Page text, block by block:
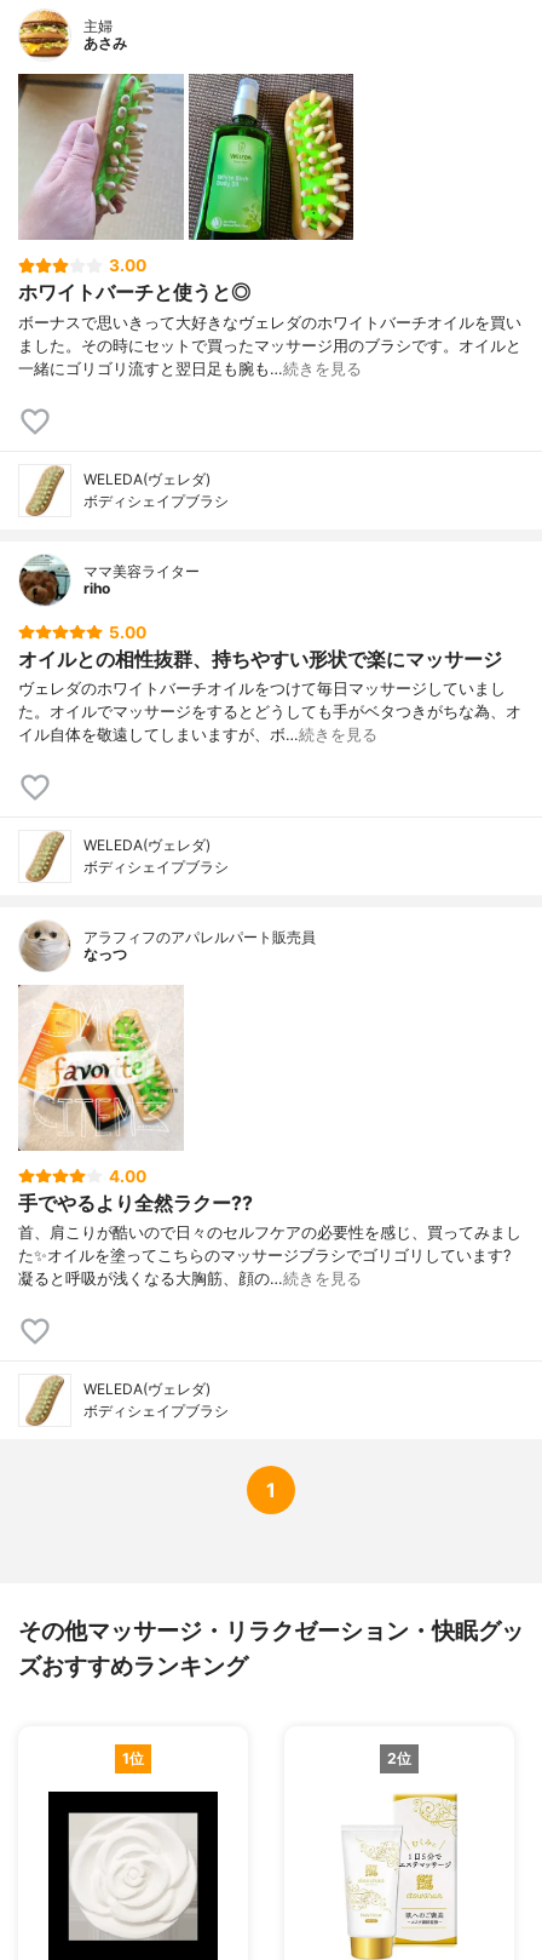
主婦
あさみ
3.00
ホワイトバーチと使うと◎
ボーナスで思いきって大好きなヴェレダのホワイトバーチオイルを買い
ました。その時にセットで買ったマッサージ用のブラシです。オイルと
一緒にゴリゴリ流すと翌日足も腕も…続きを見る
WELEDA(ヴェレダ)
ボディシェイプブラシ
ママ美容ライター
riho
5.00
オイルとの相性抜群、持ちやすい形状で楽にマッサージ
ヴェレダのホワイトバーチオイルをつけて毎日マッサージしていまし
た。オイルでマッサージをするとどうしても手がベタつきがちな為、オ
イル自体を敬遠してしまいますが、ボ…続きを見る
WELEDA(ヴェレダ)
ボディシェイプブラシ
アラフィフのアパレルパート販売員
なっつ
4.00
手でやるより全然ラクー??
首、肩こりが酷いので日々のセルフケアの必要性を感じ、買ってみまし
た✨オイルを塗ってこちらのマッサージブラシでゴリゴリしています?
凝ると呼吸が浅くなる大胸筋、顔の…続きを見る
WELEDA(ヴェレダ)
ボディシェイプブラシ
1
その他マッサージ・リラクゼーション・快眠グッ
ズおすすめランキング
1位 2位